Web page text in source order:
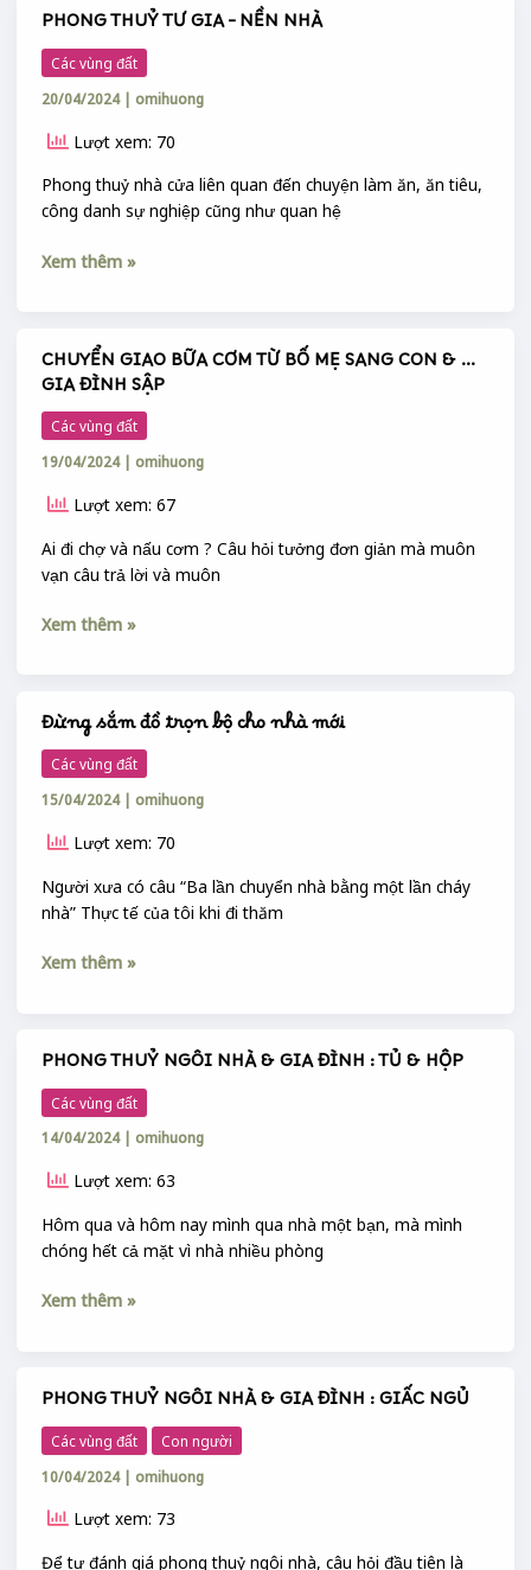
PHONG THUỶ TƯ GIA – NỀN NHÀ
Các vùng đất
20/04/2024 | omihuong
Lượt xem: 70
Phong thuỷ nhà cửa liên quan đến chuyện làm ăn, ăn tiêu,
công danh sự nghiệp cũng như quan hệ
PHONG
THUỶ
TƯ
GIA
–
NỀN
NHÀ
Xem thêm »
CHUYỂN GIAO BỮA CƠM TỪ BỐ MẸ SANG CON & …
GIA ĐÌNH SẬP
Các vùng đất
19/04/2024 | omihuong
Lượt xem: 67
Ai đi chợ và nấu cơm ? Câu hỏi tưởng đơn giản mà muôn
vạn câu trả lời và muôn
CHUYỂN
GIAO
BỮA
CƠM
TỪ
BỐ
SANG
CON
…
Xem thêm »
Đừng sắm đồ trọn bộ cho nhà mới
Các vùng đất
15/04/2024 | omihuong
Lượt xem: 70
Người xưa có câu “Ba lần chuyển nhà bằng một lần cháy
nhà” Thực tế của tôi khi đi thăm
Đừng
sắm
đồ
trọn
bộ
cho
nhà
mới
Xem thêm »
PHONG THUỶ NGÔI NHÀ & GIA ĐÌNH : TỦ & HỘP
Các vùng đất
14/04/2024 | omihuong
Lượt xem: 63
Hôm qua và hôm nay mình qua nhà một bạn, mà mình
chóng hết cả mặt vì nhà nhiều phòng
PHONG
THUỶ
NGÔI
NHÀ
&
GIA
ĐÌNH
:
&
Xem thêm »
PHONG THUỶ NGÔI NHÀ & GIA ĐÌNH : GIẤC NGỦ
Các vùng đất
Con người
10/04/2024 | omihuong
Lượt xem: 73
Để tự đánh giá phong thuỷ ngôi nhà, câu hỏi đầu tiên là
PHONG
THUỶ
NGÔI
NHÀ
&
GIA
ĐÌNH